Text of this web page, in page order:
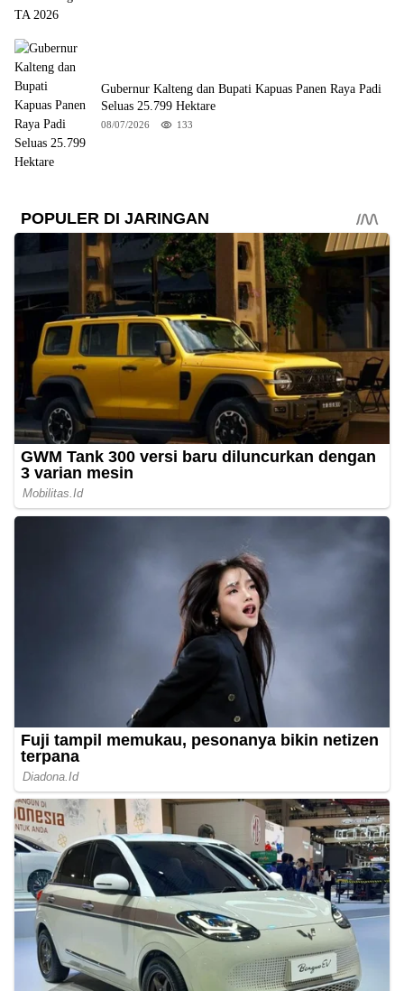
Gubernur Kalteng dan Bupati Kapuas Panen Raya Padi
Seluas 25.799 Hektare
08/07/2026 133